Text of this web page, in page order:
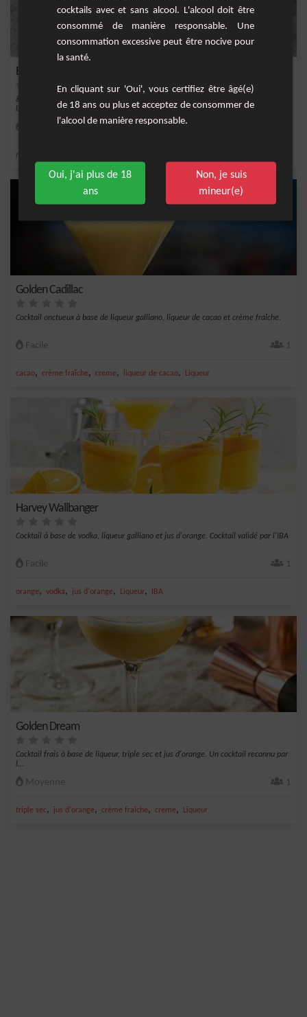
Ever green
&nbsp;Le cocktail aux saveurs italiennes est un mélange de tequila, jus d'ananas,
lique...
menthe fraîche
Golden Cadillac
Cocktail onctueux à base de liqueur galliano, liqueur de cacao et crème fraîche.
Facile 1
cacao, crème fraîche, creme, liqueur de cacao, Liqueur
Harvey Wallbanger
Cocktail à base de vodka, liqueur galliano et jus d'orange. Cocktail validé par l'IBA
Facile 1
orange, vodka, jus d'orange, Liqueur, IBA
Golden Dream
Cocktail frais à base de liqueur, triple sec et jus d'orange. Un cocktail reconnu par
l...
Moyenne 1
triple sec, jus d'orange, crème fraîche, creme, Liqueur
cocktails avec et sans alcool. L'alcool doit être
consommé de manière responsable. Une
consommation excessive peut être nocive pour
la santé.
En cliquant sur 'Oui', vous certifiez être âgé(e)
de 18 ans ou plus et acceptez de consommer de
l'alcool de manière responsable.
Oui, j'ai plus de 18
ans
Non, je suis
mineur(e)